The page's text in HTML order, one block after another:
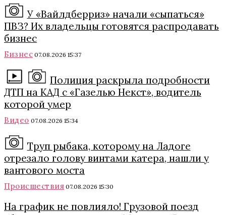
У «Вайлдберриз» начали «сыпаться»
ПВЗ? Их владельцы готовятся распродавать
бизнес
Бизнес 07.08.2026 15:37
Полиция раскрыла подробности
ДТП на КАД с «Газелью Некст», водитель
которой умер
Видео 07.08.2026 15:34
Труп рыбака, которому на Ладоге
отрезало голову винтами катера, нашли у
вантового моста
Происшествия 07.08.2026 15:30
На график не повлияло! Грузовой поезд